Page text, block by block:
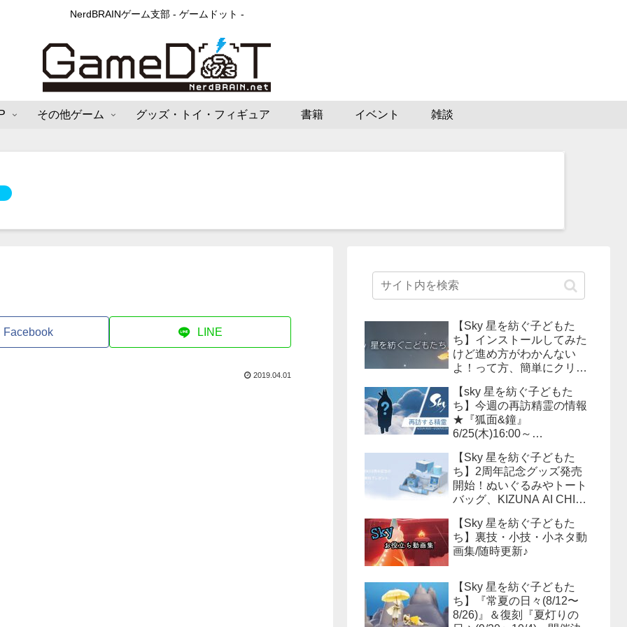
NerdBRAINゲーム支部 - ゲームドット -
その他ゲーム グッズ・トイ・フィギュア 書籍 イベント 雑談
Facebook LINE
2019.04.01
【Sky 星を紡ぐ子どもた
ち】インストールしてみた
けど進め方がわかんない
よ！って方、簡単にクリア
【sky 星を紡ぐ子どもた
ち】今週の再訪精霊の情報
★『狐面&鐘』
6/25(木)16:00～
キャンドル数は？？
【Sky 星を紡ぐ子どもた
ち】2周年記念グッズ発売
開始！ぬいぐるみやトート
バッグ、KIZUNA AI CHINA
れます！
【Sky 星を紡ぐ子どもた
ち】裏技・小技・小ネタ動
画集/随時更新♪
【Sky 星を紡ぐ子どもた
ち】『常夏の日々(8/12〜
8/26)』＆復刻『夏灯りの